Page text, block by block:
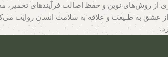
از روش‌های نوین و حفظ اصالت فرآیندهای
از عشق به طبیعت و علاقه به سلامت انسان روایت